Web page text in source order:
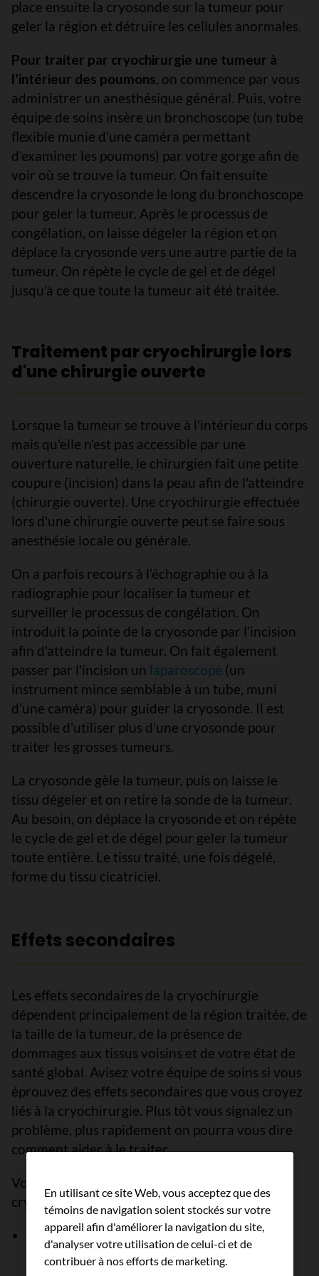
place ensuite la cryosonde sur la tumeur pour
geler la région et détruire les cellules anormales.
Pour traiter par cryochirurgie une tumeur à
l'intérieur des poumons, on commence par vous
administrer un anesthésique général. Puis, votre
équipe de soins insère un bronchoscope (un tube
flexible munie d'une caméra permettant
d'examiner les poumons) par votre gorge afin de
voir où se trouve la tumeur. On fait ensuite
descendre la cryosonde le long du bronchoscope
pour geler la tumeur. Après le processus de
congélation, on laisse dégeler la région et on
déplace la cryosonde vers une autre partie de la
tumeur. On répète le cycle de gel et de dégel
jusqu'à ce que toute la tumeur ait été traitée.
Traitement par cryochirurgie lors
d'une chirurgie ouverte
Lorsque la tumeur se trouve à l'intérieur du corps
mais qu'elle n'est pas accessible par une
ouverture naturelle, le chirurgien fait une petite
coupure (incision) dans la peau afin de l'atteindre
(chirurgie ouverte). Une cryochirurgie effectuée
lors d'une chirurgie ouverte peut se faire sous
anesthésie locale ou générale.
On a parfois recours à l’échographie ou à la
radiographie pour localiser la tumeur et
surveiller le processus de congélation. On
introduit la pointe de la cryosonde par l'incision
afin d'atteindre la tumeur. On fait également
passer par l'incision un laparoscope (un
instrument mince semblable à un tube, muni
d'une caméra) pour guider la cryosonde. Il est
possible d'utiliser plus d'une cryosonde pour
traiter les grosses tumeurs.
La cryosonde gèle la tumeur, puis on laisse le
tissu dégeler et on retire la sonde de la tumeur.
Au besoin, on déplace la cryosonde et on répète
le cycle de gel et de dégel pour geler la tumeur
toute entière. Le tissu traité, une fois dégelé,
forme du tissu cicatriciel.
Effets secondaires
Les effets secondaires de la cryochirurgie
dépendent principalement de la région traitée, de
la taille de la tumeur, de la présence de
dommages aux tissus voisins et de votre état de
santé global. Avisez votre équipe de soins si vous
éprouvez des effets secondaires que vous croyez
liés à la cryochirurgie. Plus tôt vous signalez un
problème, plus rapidement on pourra vous dire
comment aider à le traiter.
Voici certains effets secondaires de la
cryochirurgie :
formation de tissu cicatriciel et
hypopigmentation (perte demélanine
En utilisant ce site Web, vous acceptez que des
témoins de navigation soient stockés sur votre
appareil afin d'améliorer la navigation du site,
d'analyser votre utilisation de celui-ci et de
contribuer à nos efforts de marketing.